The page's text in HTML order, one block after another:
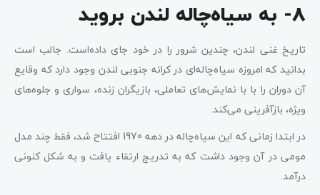
8- به سیاه‌چاله لندن بروید
تاریخ غنی لندن، چندین شرور را در خود جای داده‌است. جالب است
بدانید که امروزه سیاه‌چاله‌ای‌ در کرانه جنوبی لندن وجود دارد که وقایع
آن دوران را با با نمایش‌های تعاملی، بازیگران زنده، سواری و جلوه‌های
ویژه، بازآفرینی می‌کند.
در ابتدا زمانی که این سیاه‌چاله در دهه 1970 افتتاح شد، فقط چند مدل
مومی در آن وجود داشت که به تدریج ارتقاء یافت و به شکل کنونی
درآمد.